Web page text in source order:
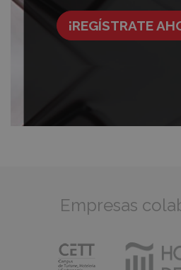
¡REGÍSTRATE
Empresas